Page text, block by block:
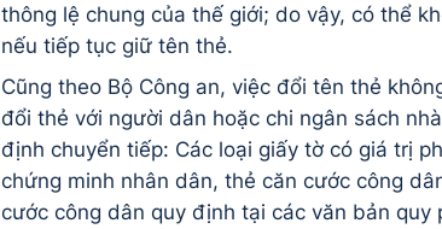
thông lệ chung của thế giới; do vậy, có thể
nếu tiếp tục giữ tên thẻ.
Cũng theo Bộ Công an, việc đổi tên thẻ
đổi thẻ với người dân hoặc chi ngân sách
định chuyển tiếp: Các loại giấy tờ có giá trị
chứng minh nhân dân, thẻ căn cước công
cước công dân quy định tại các văn bản